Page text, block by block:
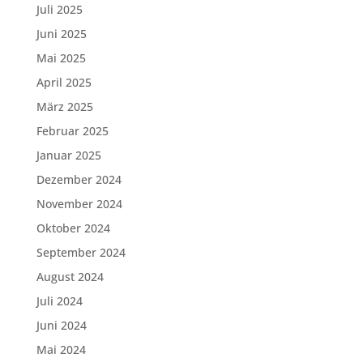
Juli 2025
Juni 2025
Mai 2025
April 2025
März 2025
Februar 2025
Januar 2025
Dezember 2024
November 2024
Oktober 2024
September 2024
August 2024
Juli 2024
Juni 2024
Mai 2024